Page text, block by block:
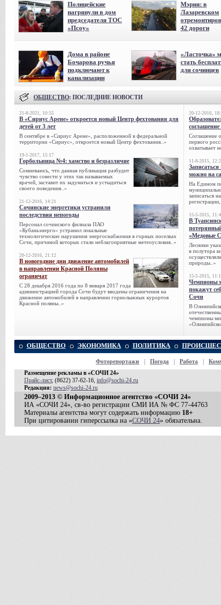
Полицейские
нагрянули в дом
председателя ТОС
«Псоу»
Мэрия: в
Лазаревском
42 дороги
Дома в районе
Бочарова ручья
подключают к
канализации
«Ласточка»
стать
для сочинцев
ОБЩЕСТВО: ПОСЛЕДНИЕ НОВОСТИ
21-8-2021, 10:55
В «Сириус Арене» откроется новый Центр фехтования для
детей от 3 лет
В сентябре в «Сириус Арене», расположенной в федеральной
территории «Сириус», откроется новый Центр фехтования..»
19-1-2017, 15:17
Горбольница №4: хамство и безразличие
Сомневаюсь, что данная публикация разбудит
чувство совести у этих так называемых
врачей, заставит их задуматься и устыдиться
своего поведения..»
21-12-2016, 14:21
Сочинские энергетики устранили
последствия непогоды
Персонал сочинского филиала ПАО
«Кубаньэнерго» устранил локальные
технологические нарушения энергоснабжения в горных поселках
Сочи, при­чиной которых стали неблагоприятные метеоусловия..»
20-12-2016, 21:12
В новогодние дни движение автомобилей
в направлении Красной Поляны
ограничат
С 28 декабря 2016 года по 8 января 2017 года
администрацией города Сочи будут вводены ограничения на
движение автомобилей в направлении горнолыжных курортов
Красной поляны..»
20-12-2016,
соглашение
Соглашение
первого
охватывает
11-8-2015,
Записаться
можно на
На Едином
записаться
15-5-2015,
В
«Медовые
Лесники
в полутора
природы..»
15-5-2015,
Чемпионы
покажут
Сочи
В
чемпионы
ОБЩЕСТВО ЭКОНОМИКА ПОЛИТИКА
Фоторепортажи Погода Работа
Размещение рекламы в «СОЧИ 24»
Прайс-лист, (8622) 37-62-16, info@sochi-24.ru
Редакция: news@sochi-24.ru
2009–2013 © Информационное агентство «СОЧИ 24»
ИА «СОЧИ 24», св-во регистрации СМИ ИА № ФС 77-44763
Материалы агентства могут содержать информацию 18+
При цитировании гиперссылка на «СОЧИ 24» обязательна.